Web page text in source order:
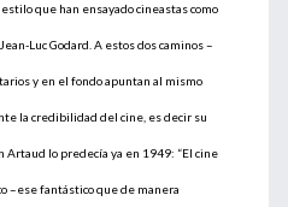
que han ensayado cineastas como
Luc Godard. A estos dos caminos –
y en el fondo apuntan al mismo
la credibilidad del cine, es decir su
lo predecía ya en 1949: “El cine
–ese fantástico que de manera